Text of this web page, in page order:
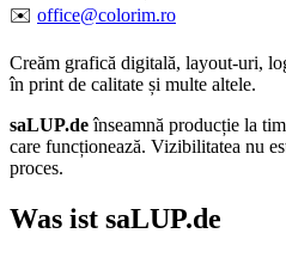
✉️ office@colorim.ro
Creăm grafică digitală, layout-uri,
în print de calitate și multe altele.
saLUP.deînseamnă producție la
care funcționează. Vizibilitatea nu
proces.
Was ist saLUP.de